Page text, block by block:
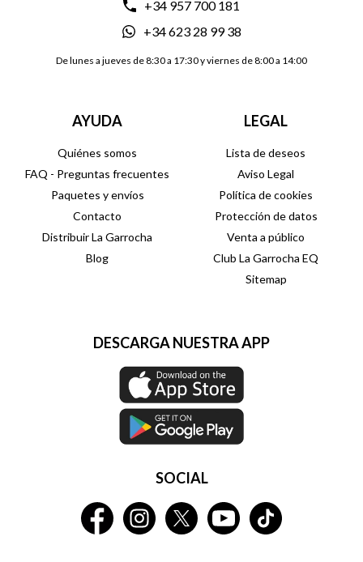
+34 957 700 181
+34 623 28 99 38
De lunes a jueves de 8:30 a 17:30 y viernes de 8:00 a 14:00
AYUDA
Quiénes somos
FAQ - Preguntas frecuentes
Paquetes y envíos
Contacto
Distribuir La Garrocha
Blog
LEGAL
Lista de deseos
Aviso Legal
Política de cookies
Protección de datos
Venta a público
Club La Garrocha EQ
Sitemap
DESCARGA NUESTRA APP
SOCIAL